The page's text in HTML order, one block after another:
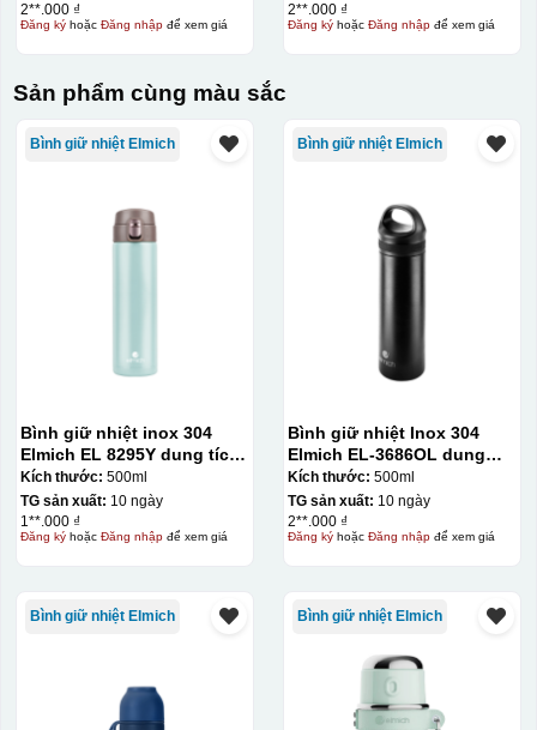
Hộp xi ly sứ
2**.000 ₫
Đăng kýhoặc Đăng nhậpđể xem giá
2**.000 ₫
Đăng kýhoặc Đăng nhậpđể xem giá
Sản phẩm cùng màu sắc
Bình giữ nhiệt Elmich
Bình giữ nhiệt inox 304
Elmich EL 8295Y dung tích
500ml
Kích thước: 500ml
TG sản xuất: 10 ngày
1**.000 ₫
Đăng kýhoặc Đăng nhậpđể xem giá
Bình giữ nhiệt Elmich
Bình giữ nhiệt Inox 304
Elmich EL-3686OL dung
tích 500ml
Kích thước: 500ml
TG sản xuất: 10 ngày
2**.000 ₫
Đăng kýhoặc Đăng nhậpđể xem giá
Bình giữ nhiệt Elmich Bình giữ nhiệt Elmich